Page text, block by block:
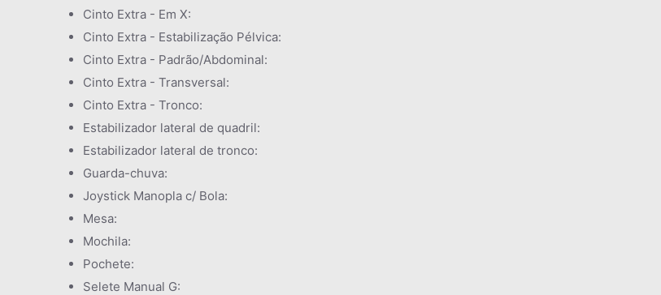
Cinto Extra - Em X:
Cinto Extra - Estabilização Pélvica:
Cinto Extra - Padrão/Abdominal:
Cinto Extra - Transversal:
Cinto Extra - Tronco:
Estabilizador lateral de quadril:
Estabilizador lateral de tronco:
Guarda-chuva:
Joystick Manopla c/ Bola:
Mesa:
Mochila:
Pochete:
Selete Manual G: